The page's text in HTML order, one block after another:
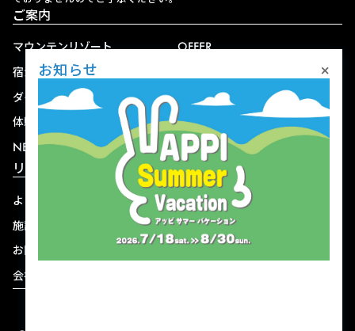
ご案内
マウンテンリゾート
宿泊
ダイニング
体験
NEWS
OFFER
ショップ
リゾート情報
よくある質問
施設連絡先一覧
お問い合わせ
会社概要
関連施設
資料ダウンロード
お知らせ ×